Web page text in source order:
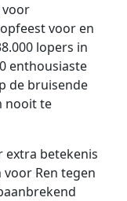
voor
voor en
lopers in
enthousiaste
de bruisende
nooit te
extra betekenis
Ren tegen